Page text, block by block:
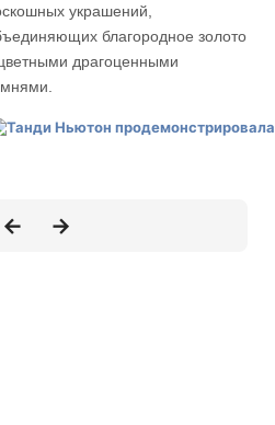
украшений,
благородное золото
драгоценными